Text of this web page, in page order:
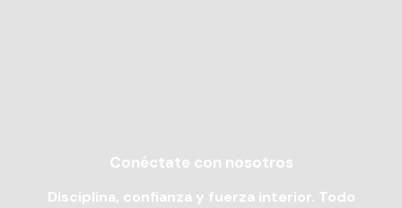
Conéctate con nosotros
Disciplina, confianza y fuerza interior. Todo